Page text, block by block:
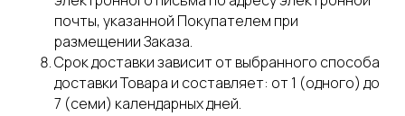
почты, указанной Покупателем при
размещении Заказа.
Срок доставки зависит от выбранного способа
доставки Товара и составляет: от 1 (одного) до
7 (семи) календарных дней.